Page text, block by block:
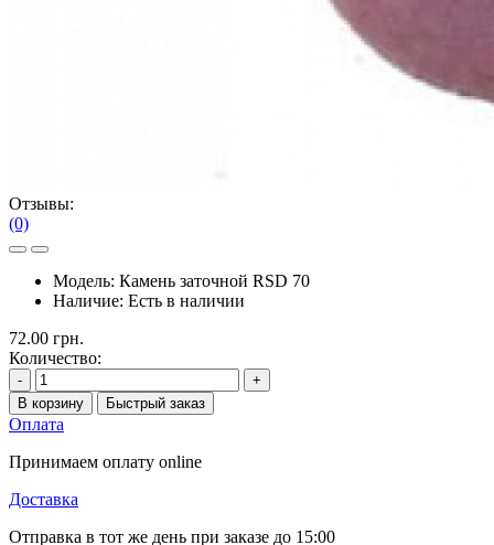
Отзывы:
(0)
Модель: Камень заточной RSD 70
Наличие: Есть в наличии
72.00 грн.
Количество:
-
+
В корзину
Быстрый заказ
Оплата
Принимаем оплату online
Доставка
Отправка в тот же день при заказе до 15:00